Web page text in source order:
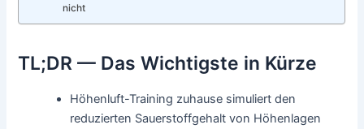
nicht
TL;DR — Das Wichtigste in Kürze
Höhenluft-Training zuhause simuliert den
reduzierten Sauerstoffgehalt von Höhenlagen